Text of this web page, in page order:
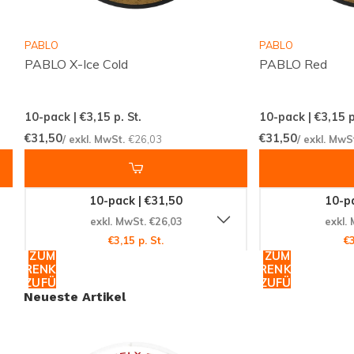
Snus macht. Der erfrischende Mint-Geschmack sorgt
GN Tobacco, ein renommierter Hersteller in der Welt
der Nikotinprodukte, steht hinter der Marke SIBERIA.
hochwertiger Produkte können Sie sich auf die
Qualität und Konsistenz jeder einzelnen Dose
verlassen.
Produktdetails
PABLO
PABLO X-Ice Cold
10-pack | €3,15 p. St.
€31,50/ exkl. MwSt.€26,03
10-pack | €31,50
exkl. MwSt. €26,03
€3,15 p. St.
ZUM
WARENKORB
HINZUFÜGEN
PABLO
PABLO Red
10-pack | €3,15
€31,50/ exkl.
10-
exkl.
ZUM
WARENKORB
HINZUFÜGEN
Neueste Artikel